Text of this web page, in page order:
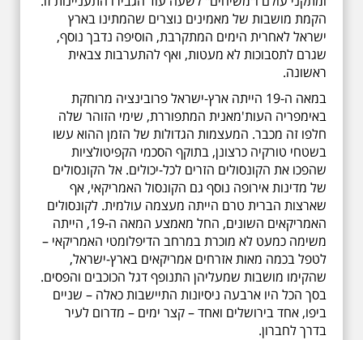
הקמת מושבות של מאמינים נוצרים שהמתינו בארץ
ישראל לאחרית הימים המתקרבת, הוסיפה נדבך נוסף,
שגרם לתסבוכות לא מעטות, ואף להתערבות צבאית
ראשונה.
במאה ה-19 הייתה ארץ-ישראל פרובינציה מרוחקת
באימפריה העות'מאנית המתפוררת, שימי הזוהר שלה
חלפו זה מכבר. המעצמות הגדולות של הזמן ההוא עשו
בשטחי טורקיה כרצונן, בתוקף הסכמי הקפיטולציות
שהפכו את הקונסולים הזרים לכל-יכולים. אל הקונסולים
של מדינות אירופה נוסף גם הקונסול האמריקאי, אף
שארצות הברית טרם הייתה מעצמה עולמית. לקונסולים
האמריקאים השונים, החל מאמצע המאה ה-19, הייתה
משימה כמעט לא מוכרת במרחב הדיפלומטי האמריקאי –
לטפל בכמה מאות אזרחים אמריקאים בארץ-ישראל,
שהקימו מושבות שמעליהן התנופף דגל הכוכבים והפסים.
בסך הכל היו ארבעה ניסיונות התיישבות כאלה – שניים
ביפו, אחד בירושלים ואחד – קצר ימים – מדרום לעיר
בדרך לחברון.